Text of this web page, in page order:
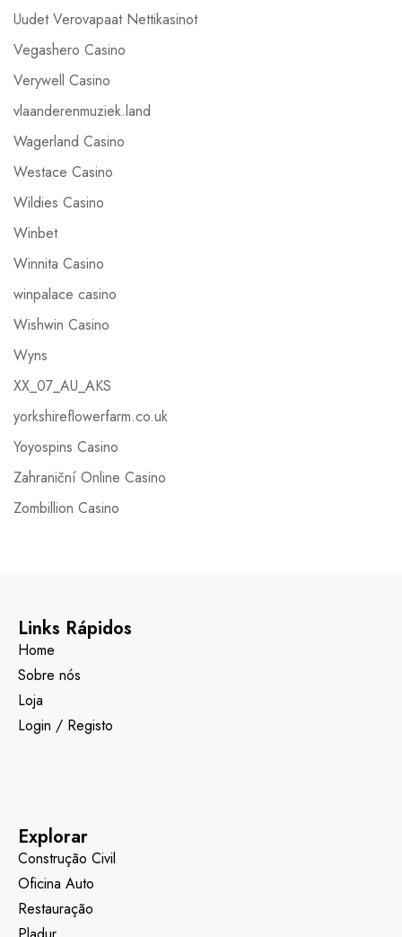
Uudet Verovapaat Nettikasinot
Vegashero Casino
Verywell Casino
vlaanderenmuziek.land
Wagerland Casino
Westace Casino
Wildies Casino
Winbet
Winnita Casino
winpalace casino
Wishwin Casino
Wyns
XX_07_AU_AKS
yorkshireflowerfarm.co.uk
Yoyospins Casino
Zahraniční Online Casino
Zombillion Casino
Links Rápidos
Home
Sobre nós
Loja
Login / Registo
Explorar
Construção Civil
Oficina Auto
Restauração